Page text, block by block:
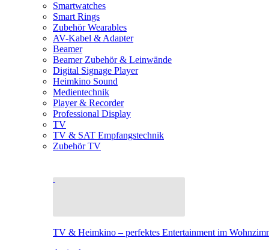
Smartwatches
Smart Rings
Zubehör Wearables
AV-Kabel & Adapter
Beamer
Beamer Zubehör & Leinwände
Digital Signage Player
Heimkino Sound
Medientechnik
Player & Recorder
Professional Display
TV
TV & SAT Empfangstechnik
Zubehör TV
TV & Heimkino – perfektes Entertainment im